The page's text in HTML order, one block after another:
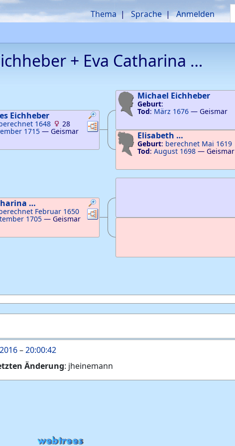
Thema Sprache Anmelden
+ Eva Catharina …
Verknüpfungen
Verknüpfungen
Eichheber
1648 28
1715 — Geismar
Michael Eichheber
Geburt:
Tod: März 1676— Geismar
Elisabeth …
Geburt: berechnet Mai 1619
Tod: August 1698— Geismar
Verknüpfungen
Verknüpfungen
…
Februar 1650
1705 —Geismar
–20:00:42
Änderung: jheinemann